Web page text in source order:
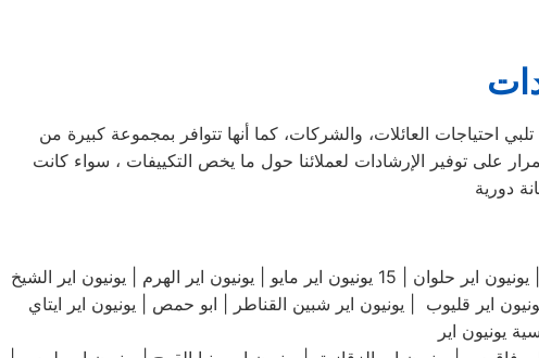
احتياجات العائلات، والشركات، كما أنها تتوافر بمجموعة كبيرة من
على توفير الإرشادات لعملائنا حول ما يخص التكييفات ، سواء كانت
يونيون اير مصرالجديدة | يونيون اير يونيون اير مساكن الشيراتون | يونيون اير مديتة نصر | يونيون اير مدينة العاشر من رمضان | يونيون اير حلوان | 15 يونيون اير مايو | يونيون اير الهرم | يونيون اير الشيخ
اير قليوب | يونيون اير شبين القناطر | ابو حمص | يونيون اير ايتاي